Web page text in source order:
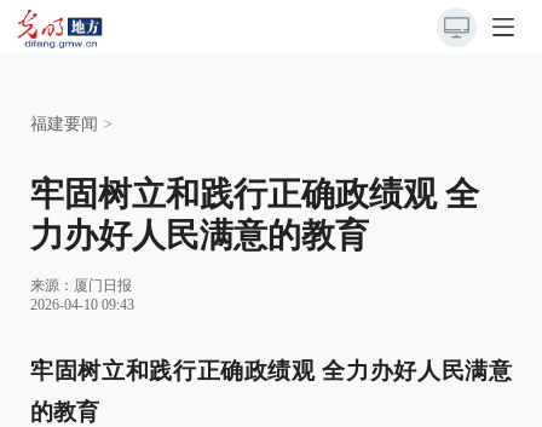
福建要闻 >
牢固树立和践行正确政绩观 全
力办好人民满意的教育
来源： 厦门日报
2026-04-10 09:43
牢固树立和践行正确政绩观 全力办好人民满意
的教育